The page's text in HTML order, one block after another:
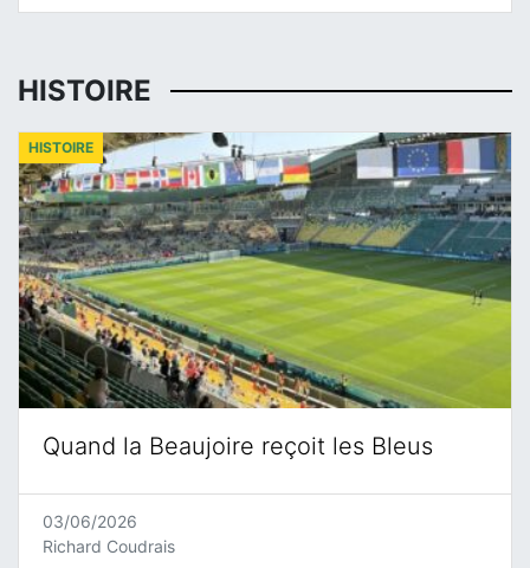
HISTOIRE
Quand la Beaujoire reçoit les Bleus
HISTOIRE
03/06/2026
Richard Coudrais